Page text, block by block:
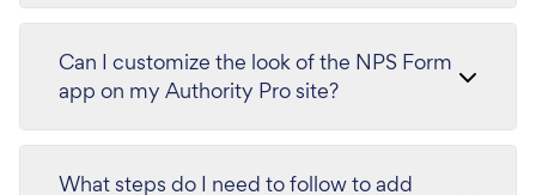
Can I customize the look of the NPS Form
app on my Authority Pro site?
What steps do I need to follow to add